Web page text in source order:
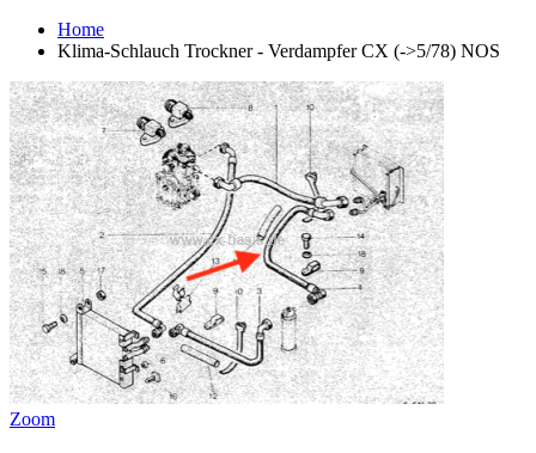
Home
Klima-Schlauch Trockner - Verdampfer CX (->5/78) NOS
Zoom